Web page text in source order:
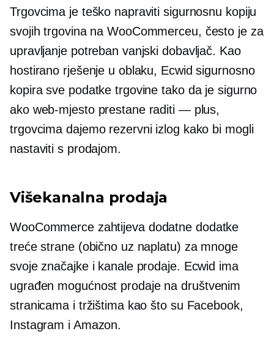
Trgovcima je teško napraviti sigurnosnu kopiju
svojih trgovina na WooCommerceu, često je za
upravljanje potreban vanjski dobavljač. Kao
hostirano rješenje u oblaku, Ecwid sigurnosno
kopira sve podatke trgovine tako da je sigurno
ako web-mjesto prestane raditi — plus,
trgovcima dajemo rezervni izlog kako bi mogli
nastaviti s prodajom.
Višekanalna prodaja
WooCommerce zahtijeva dodatne dodatke
treće strane (obično uz naplatu) za mnoge
svoje značajke i kanale prodaje. Ecwid ima
ugrađen mogućnost prodaje na društvenim
stranicama i tržištima kao što su Facebook,
Instagram i Amazon.